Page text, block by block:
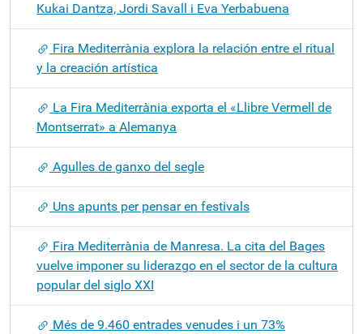
Kukai Dantza, Jordi Savall i Eva Yerbabuena
Fira Mediterrània explora la relación entre el ritual
y la creación artística
La Fira Mediterrània exporta el «Llibre Vermell de
Montserrat» a Alemanya
Agulles de ganxo del segle
Uns apunts per pensar en festivals
Fira Mediterrània de Manresa. La cita del Bages
vuelve imponer su liderazgo en el sector de la cultura
popular del siglo XXI
Més de 9.460 entrades venudes i un 73%